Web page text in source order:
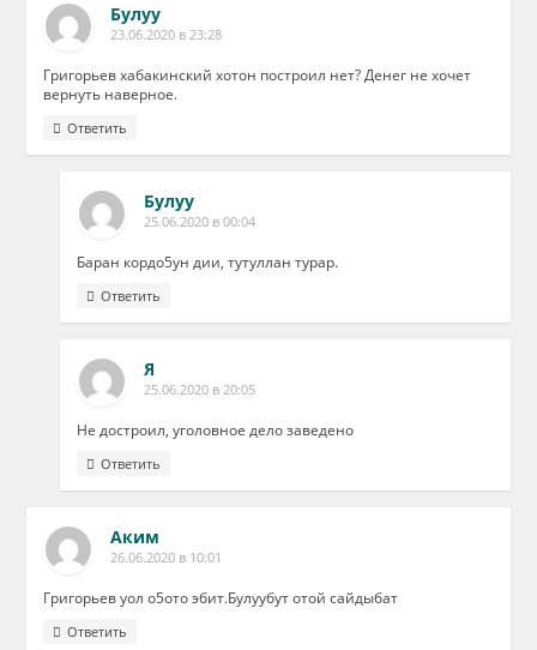
Булуу
23.06.2020 в 23:28
Григорьев хабакинский хотон построил нет? Денег не хочет
вернуть наверное.
Ответить
Булуу
25.06.2020 в 00:04
Баран кордо5ун дии, тутуллан турар.
Ответить
Я
25.06.2020 в 20:05
Не достроил, уголовное дело заведено
Ответить
Аким
26.06.2020 в 10:01
Григорьев уол о5ото эбит.Булуубут отой сайдыбат
Ответить